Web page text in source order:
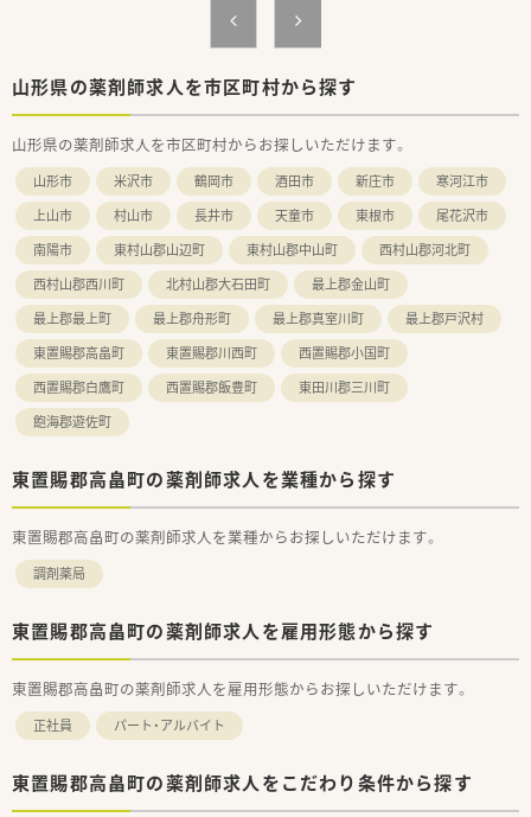
★ワークライフバランスを重視したい方
★風通しの良い企業で勤めたい方
山形県の薬剤師求人を市区町村から探す
山形県の薬剤師求人を市区町村からお探しいただけます。
山形市 米沢市 鶴岡市 酒田市 新庄市
寒河江市
上山市
村山市 長井市 天童市 東根市
尾花沢市
南陽市
東村山郡山辺町 東村山郡中山町
西村山郡河北町
西村山郡西川町
北村山郡大石田町
最上郡金山町
最上郡最上町
最上郡舟形町 最上郡真室川町
最上郡戸沢村
東置賜郡高畠町
東置賜郡川西町
西置賜郡小国町
西置賜郡白鷹町
西置賜郡飯豊町
東田川郡三川町
飽海郡遊佐町
東置賜郡高畠町の薬剤師求人を業種から探す
東置賜郡高畠町の薬剤師求人を業種からお探しいただけます。
調剤薬局
東置賜郡高畠町の薬剤師求人を雇用形態から探す
東置賜郡高畠町の薬剤師求人を雇用形態からお探しいただけます。
正社員 パート・アルバイト
東置賜郡高畠町の薬剤師求人をこだわり条件から探す